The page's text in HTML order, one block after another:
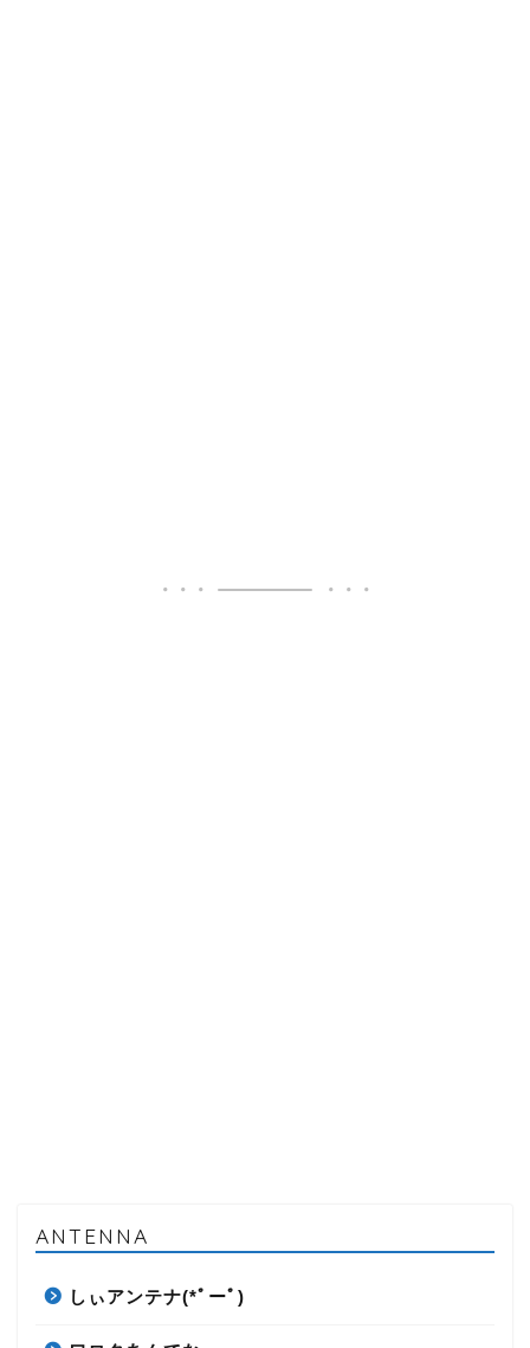
ANTENNA
しぃアンテナ(*ﾟーﾟ)